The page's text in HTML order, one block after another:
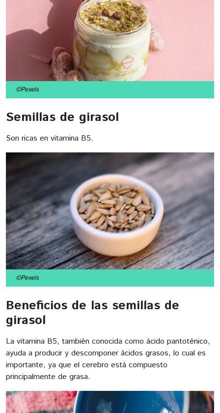
©Pexels
Semillas de girasol
Son ricas en vitamina B5.
©Pexels
Beneficios de las semillas de
girasol
La vitamina B5, también conocida como ácido pantoténico,
ayuda a producir y descomponer ácidos grasos, lo cual es
importante, ya que el cerebro está compuesto
principalmente de grasa.